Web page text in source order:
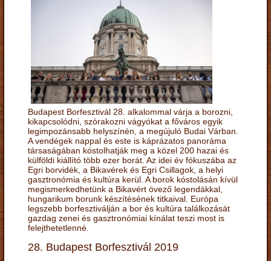
Budapest Borfesztivál 28. alkalommal várja a borozni,
kikapcsolódni, szórakozni vágyókat a főváros egyik
legimpozánsabb helyszínén, a megújuló Budai Várban.
A vendégek nappal és este is káprázatos panoráma
társaságában kóstolhatják meg a közel 200 hazai és
külföldi kiállító több ezer borát. Az idei év fókuszába az
Egri borvidék, a Bikavérek és Egri Csillagok, a helyi
gasztronómia és kultúra kerül. A borok kóstolásán kívül
megismerkedhetünk a Bikavért övező legendákkal,
hungarikum borunk készítésének titkaival. Európa
legszebb borfesztiválján a bor és kultúra találkozását
gazdag zenei és gasztronómiai kínálat teszi most is
felejthetetlenné.
28. Budapest Borfesztivál 2019